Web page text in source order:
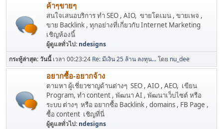
ค้าๆขายๆ
สนใจเสนอบริการ ทำ SEO , AIO, ขายโดเมน , ขายเพจ ,
ขาย Backlink , ทุกอย่างที่เกี่ยวกับ Internet Marketing
เชิญห้องนี้
ผู้ดูแลทั่วไป: ndesigns
กระทู้ล่าสุด:วันนี้เวลา 00:23:24 Re: มีเงิน 25 ล้าน ลงทุน...โดย nu_dee
อยากซื้อ-อยากจ้าง
ตามหา ผู้เชี่ยวชาญด้านต่างๆ SEO , AIO , AEO, เขียน
Program, ทำ content , พัฒนา AI , พัฒนาเว็บไซต์ หรือ
ระบบ ต่างๆ หรือ อยากซื้อ Backlink , domains , FB Page ,
ซื้อ content เชิญที่นี่
ผู้ดูแลทั่วไป: ndesigns